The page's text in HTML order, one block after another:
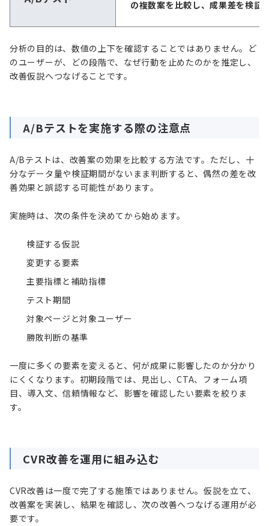
の複数案を比較し、成果差を検証
分析の目的は、数値の上下を確認することではありません。ど
のユーザーが、どの段階で、なぜ行動を止めたのかを推定し、
改善仮説へつなげることです。
A/Bテストを実施する際の注意点
A/Bテストは、改善案の効果を比較する方法です。ただし、十
分なデータ量や検証期間がないまま判断すると、偶然の差を改
善効果と誤認する可能性があります。
実施時は、次の条件を決めてから始めます。
検証する仮説
変更する要素
主要指標と補助指標
テスト期間
対象ページと対象ユーザー
勝敗判断の基準
一度に多くの要素を変えると、何が成果に影響したのか分かり
にくくなります。初期段階では、見出し、CTA、フォーム項
目、導入文、信頼情報など、影響を確認したい要素を絞りま
す。
CVR改善を運用に組み込む
CVR改善は一度で完了する施策ではありません。仮説を立て、
改善案を実装し、結果を確認し、次の改善へつなげる運用が必
要です。